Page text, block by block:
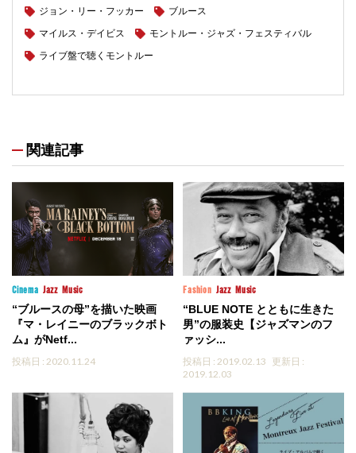
ジョン・リー・フッカー
ブルース
マイルス・デイビス
モントルー・ジャズ・フェスティバル
ライブ盤で聴くモントルー
関連記事
Cinema Jazz Music
“ブルースの母”を描いた映画
『マ・レイニーのブラックボト
ム』がNetf...
投稿日 : 2020.11.24
Fashion Jazz Music
“BLUE NOTE とともに生きた
男”の服装史【ジャズマンのフ
ァッシ...
投稿日 : 2019.02.13 更新日 :
2019.12.03